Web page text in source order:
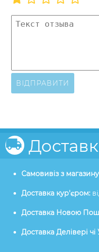
ВІДПРАВИТИ
Самовивіз з
Доставка кур'єром:
Доставка Новою
Доставка Делівері